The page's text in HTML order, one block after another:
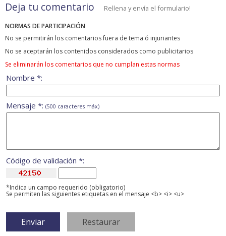
Deja tu comentario Rellena y envía el formulario!
NORMAS DE PARTICIPACIÓN
No se permitirán los comentarios fuera de tema ó injuriantes
No se aceptarán los contenidos considerados como publicitarios
Se eliminarán los comentarios que no cumplan estas normas
Nombre *:
Mensaje *: (500 caracteres máx)
Código de validación *:
*Indica un campo requerido (obligatorio)
Se permiten las siguientes etiquetas en el mensaje <b> <i> <u>